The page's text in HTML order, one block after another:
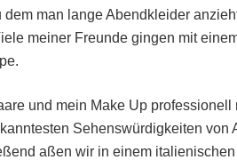
dem man lange Abendkleider
meiner Freunde gingen mit
und mein Make Up professionell
Sehenswürdigkeiten von
aßen wir in einem